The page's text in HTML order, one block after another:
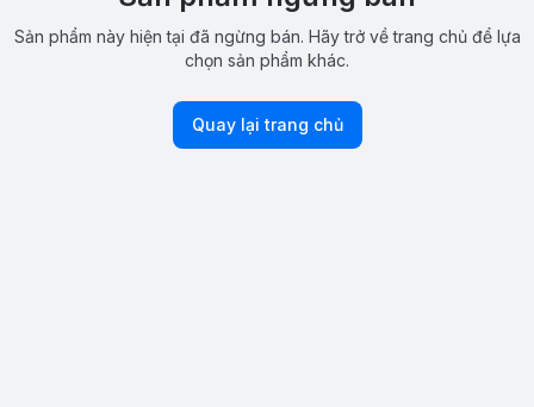
Sản phẩm này hiện tại đã ngừng bán. Hãy trở về trang chủ để lựa
chọn sản phẩm khác.
Quay lại trang chủ